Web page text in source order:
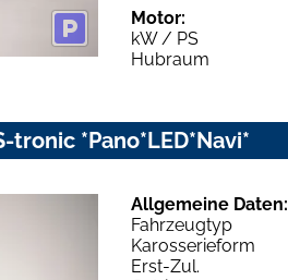
Motor:
kW / PS
Hubraum
tronic *Pano*LED*Navi*
Allgemeine Daten:
Fahrzeugtyp
Karosserieform
Erst-Zul.